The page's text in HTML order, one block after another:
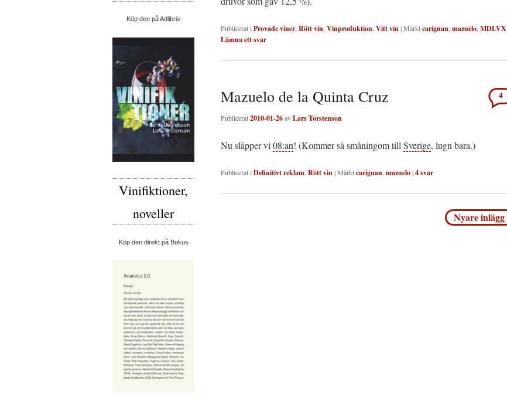
Publicerat iProvade viner,Rött vin,Vinproduktion,Vitt vin|Märktcarignan,mazuelo,MDLVX
Lämna ett svar
Mazuelo de la Quinta Cruz
Publicerat2010-01-26avLars Torstenson
4
Nu släpper vi 08:an! (Kommer så småningom till Sverige, lugn bara.)
Publicerat i Definitivt reklam Rött vin|Märktcarignan mazuelo|4svar
Nyare inlägg
Köp den på Adlibris
Vinifiktioner,
noveller
Köp den direkt på Bokus